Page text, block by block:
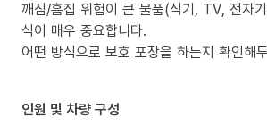
깨짐/흠집 위험이 큰 물품(식기, TV, 전자
식이 매우 중요합니다.
어떤 방식으로 보호 포장을 하는지 확인해
인원 및 차량 구성